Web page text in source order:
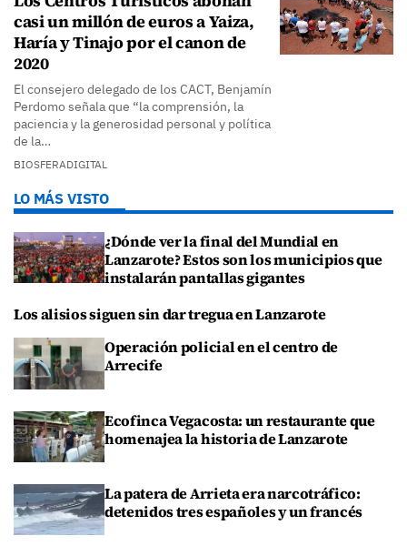
casi un millón de euros a Yaiza,
Haría y Tinajo por el canon de
2020
El consejero delegado de los CACT, Benjamín
Perdomo señala que “la comprensión, la
paciencia y la generosidad personal y política
de la…
BIOSFERADIGITAL
LO MÁS VISTO
¿Dónde ver la final del Mundial en
Lanzarote? Estos son los municipios que
instalarán pantallas gigantes
Los alisios siguen sin dar tregua en Lanzarote
Operación policial en el centro de
Arrecife
Ecofinca Vegacosta: un restaurante que
homenajea la historia de Lanzarote
La patera de Arrieta era narcotráfico:
detenidos tres españoles y un francés